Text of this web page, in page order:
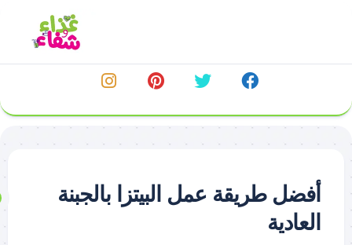
أفضل طريقة عمل البيتزا بالجبنة
العادية